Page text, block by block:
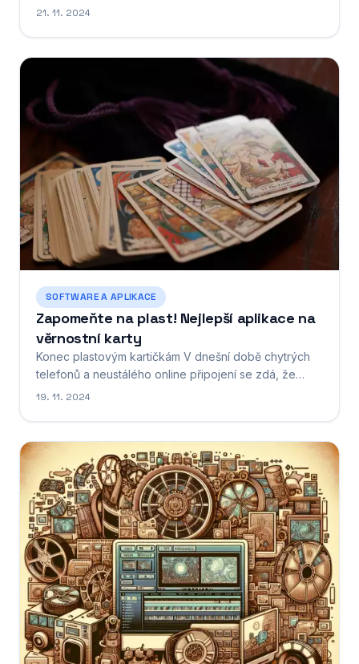
Představte si ho jako váš osobní nástroj pro zvládnutí
různých zdrojů, jejich čištění a transformace do
srozumitelné podoby. Díky...
21. 11. 2024
SOFTWARE A APLIKACE
Zapomeňte na plast! Nejlepší aplikace na
věrnostní karty
Konec plastovým kartičkám V dnešní době chytrých
telefonů a neustálého online připojení se zdá, že
plastové kartičky v našich peněženkách pomalu, ale
všechny své věrnostní programy můžete mít
přehledně...
19. 11. 2024